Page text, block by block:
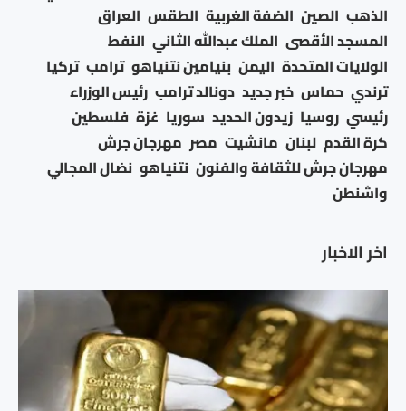
اخر الاخبار
الذهب الصين الضفة الغربية الطقس العراق
المسجد الأقصى الملك عبدالله الثاني النفط
الولايات المتحدة اليمن بنيامين نتنياهو ترامب تركيا
ترندي حماس خبر جديد دونالد ترامب رئيس الوزراء
رئيسي روسيا زيدون الحديد سوريا غزة فلسطين
كرة القدم لبنان مانشيت مصر مهرجان جرش
مهرجان جرش للثقافة والفنون نتنياهو نضال المجالي
واشنطن